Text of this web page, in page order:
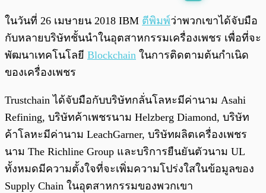
พร้อมเล่น / 0:00
ในวันที่ 26 เมษายน 2018 IBM ตีพิมพ์ว่าพวกเขาได้จับมือ
กับหลายบริษัทชั้นนำในอุตสาหกรรมเครื่องเพชร เพื่อที่จะ
พัฒนาเทคโนโลยี Blockchain ในการติดตามต้นกำเนิด
ของเครื่องเพชร
Trustchain ได้จับมือกับบริษัทกลั่นโลหะมีค่านาม Asahi
Refining, บริษัทค้าเพชรนาม Helzberg Diamond, บริษัท
ค้าโลหะมีค่านาม LeachGarner, บริษัทผลิตเครื่องเพชร
นาม The Richline Group และบริการยืนยันตัวนาม UL
ทั้งหมดมีความตั้งใจที่จะเพิ่มความโปร่งใสในข้อมูลของ
Supply Chain ในอุตสาหกรรมของพวกเขา